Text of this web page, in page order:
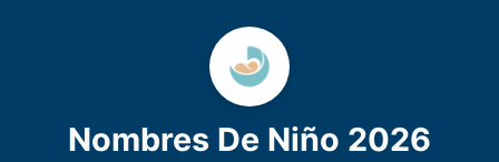
Nombres De Niño 2026